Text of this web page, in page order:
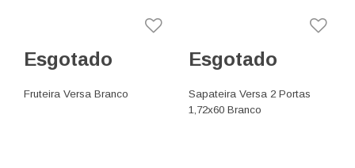
Esgotado
Fruteira Versa Branco
Esgotado
Sapateira Versa 2 Portas
1,72x60 Branco